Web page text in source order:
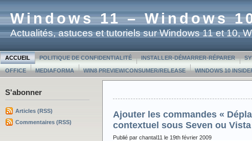
Windows 11 – Windows
Actualités, astuces et tutoriels sur Windows 11 et 10,
ACCUEIL POLITIQUE DE CONFIDENTIALITÉ INSTALLER-DÉMARRER-RÉPARER
OFFICE MEDIAFORMA WIN8 PREVIEW/CONSUMER/RELEASE WINDOWS 10
S'abonner
Articles (RSS)
Commentaires (RSS)
Ajouter les commandes «
contextuel sous Seven ou Vista
Publié par chantal11 le 19th février 2009